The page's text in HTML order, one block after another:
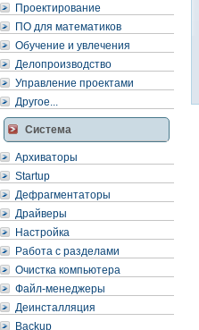
Проектирование
ПО для математиков
Обучение и увлечения
Делопроизводство
Управление проектами
Другое...
Система
Архиваторы
Startup
Дефрагментаторы
Драйверы
Настройка
Работа с разделами
Очистка компьютера
Файл-менеджеры
Деинсталляция
Backup